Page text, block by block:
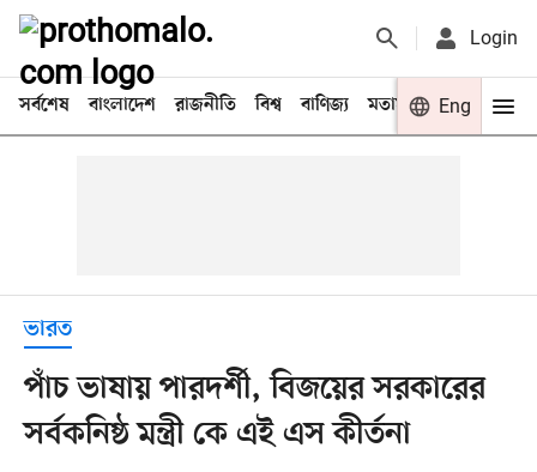
Login
সর্বশেষ বাংলাদেশ রাজনীতি বিশ্ব বাণিজ্য মতামত খেলা
Eng
ভারত
পাঁচ ভাষায় পারদর্শী, বিজয়ের সরকারের
সর্বকনিষ্ঠ মন্ত্রী কে এই এস কীর্তনা